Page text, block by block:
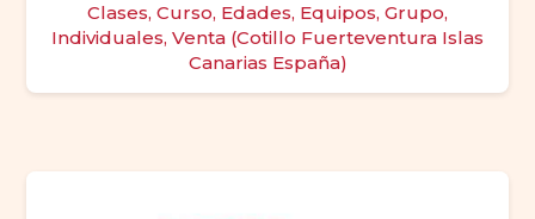
Clases, Curso, Edades, Equipos, Grupo,
Individuales, Venta (Cotillo Fuerteventura Islas
Canarias España)